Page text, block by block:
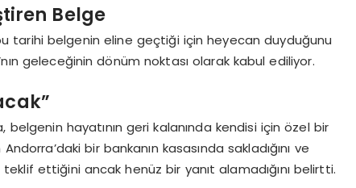
Belge
tarihi belgenin eline geçtiği için heyecan duyduğunu
geleceğinin dönüm noktası olarak kabul ediliyor.
hayatının geri kalanında kendisi için özel bir
bir bankanın kasasında sakladığını ve
ettiğini ancak henüz bir yanıt alamadığını belirtti.